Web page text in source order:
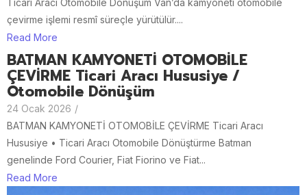
Ticari Aracı Otomobile Dönüşüm Van’da kamyoneti otomobile
çevirme işlemi resmî süreçle yürütülür....
Read More
BATMAN KAMYONETİ OTOMOBİLE
ÇEVİRME Ticari Aracı Hususiye /
Otomobile Dönüşüm
24 Ocak 2026 /
BATMAN KAMYONETİ OTOMOBİLE ÇEVİRME Ticari Aracı
Hususiye • Ticari Aracı Otomobile Dönüştürme Batman
genelinde Ford Courier, Fiat Fiorino ve Fiat...
Read More